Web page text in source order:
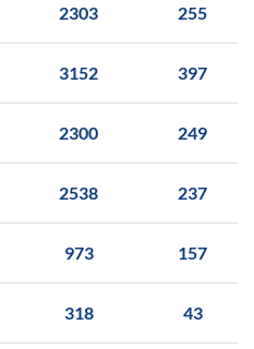
2303 255
3152 397
2300 249
2538 237
973 157
318 43